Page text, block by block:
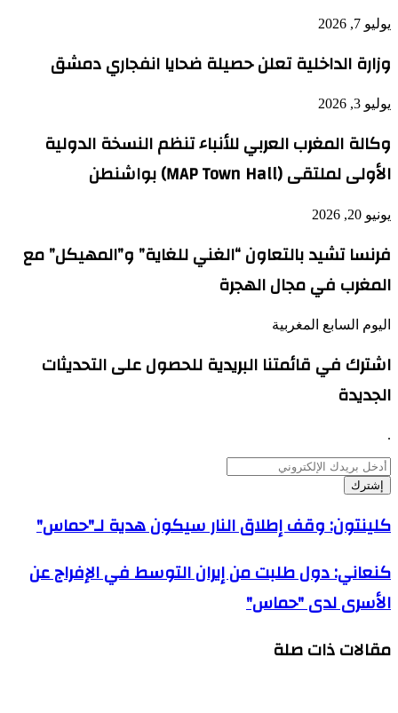
يوليو 7, 2026
وزارة الداخلية تعلن حصيلة ضحايا انفجاري دمشق
يوليو 3, 2026
وكالة المغرب العربي للأنباء تنظم النسخة الدولية
الأولى لملتقى (MAP Town Hall) بواشنطن
يونيو 20, 2026
فرنسا تشيد بالتعاون “الغني للغاية” و”المهيكل” مع
المغرب في مجال الهجرة
اليوم السابع المغربية
اشترك في قائمتنا البريدية للحصول على التحديثات
الجديدة
.
أدخل
بريدك
الإلكتروني
كلينتون:
وقف
النار
سيكون
هدية
كلينتون: وقف إطلاق النار سيكون هدية لـ"حماس"
كنعاني:
دول
طلبت
التوسط
كنعاني: دول طلبت من إيران التوسط في الإفراج عن
الأسرى لدى "حماس"
مقالات ذات صلة